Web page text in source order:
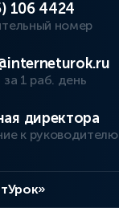
106 4424
номер
1 раб. день
директора
к руководителю